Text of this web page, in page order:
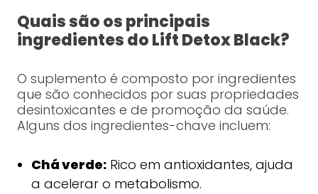
Quais são os principais
ingredientes do Lift Detox Black?
O suplemento é composto por ingredientes
que são conhecidos por suas propriedades
desintoxicantes e de promoção da saúde.
Alguns dos ingredientes-chave incluem:
Chá verde:Rico em antioxidantes, ajuda
a acelerar o metabolismo.